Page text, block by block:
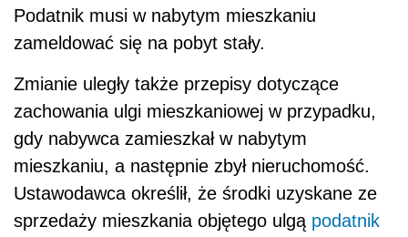
Podatnik musi w nabytym mieszkaniu
zameldować się na pobyt stały.
Zmianie uległy także przepisy dotyczące
zachowania ulgi mieszkaniowej w przypadku,
gdy nabywca zamieszkał w nabytym
mieszkaniu, a następnie zbył nieruchomość.
Ustawodawca określił, że środki uzyskane ze
sprzedaży mieszkania objętego ulgą podatnik